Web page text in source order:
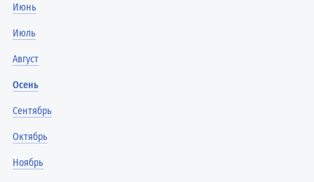
Июнь
Июль
Август
Осень
Сентябрь
Октябрь
Ноябрь